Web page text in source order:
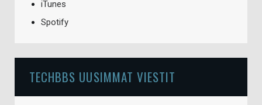
iTunes
Spotify
TECHBBS UUSIMMAT VIESTIT